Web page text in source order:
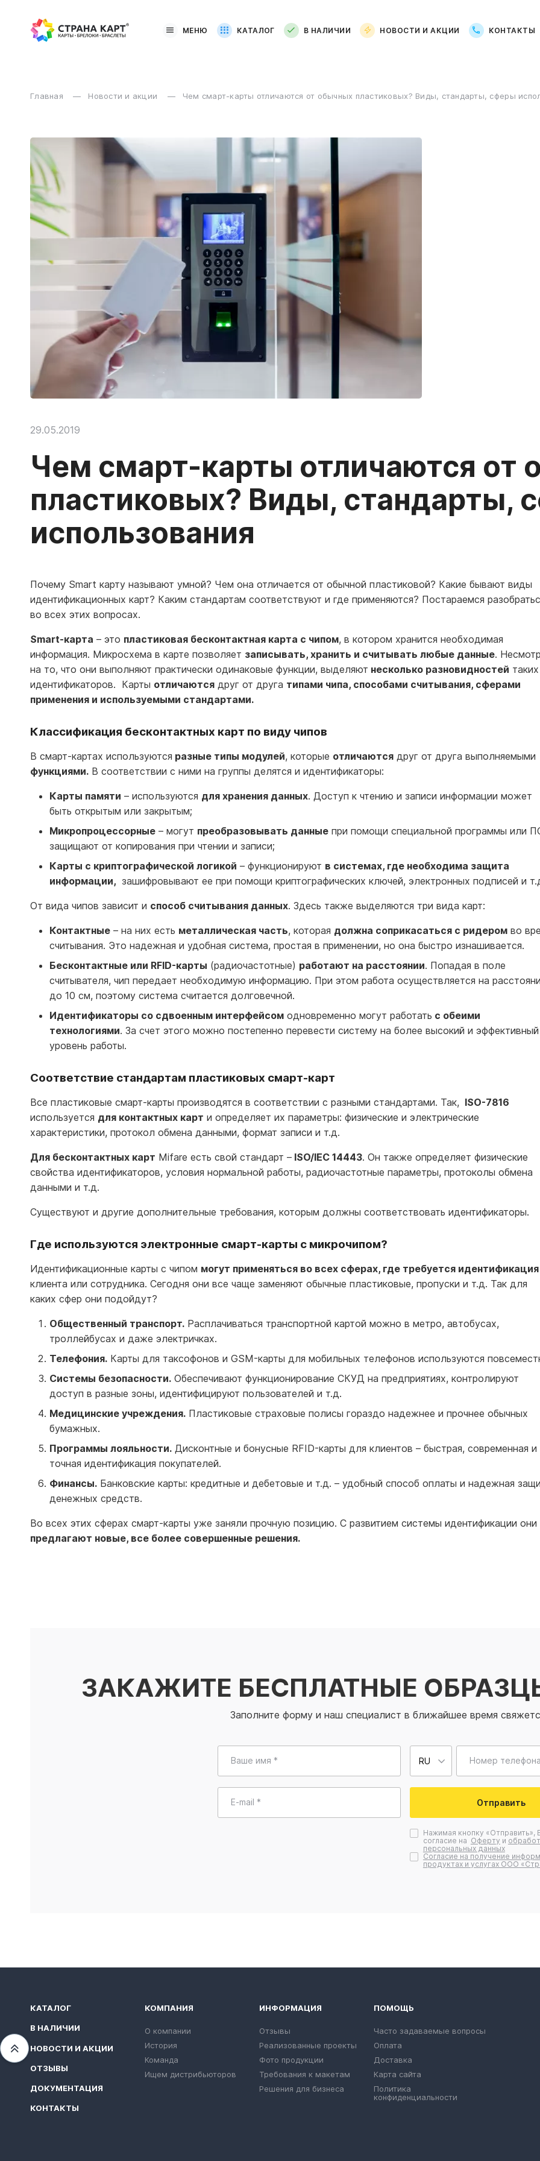
МЕНЮ КАТАЛОГ В НАЛИЧИИ НОВОСТИ И АКЦИИ КОНТАКТЫ
Главная Новости и акции Чем смарт-карты отличаются от обычных пластиковых? Виды, стандарты, сферы
29.05.2019
Чем смарт-карты отличаются от
пластиковых? Виды, стандарты,
использования
Почему Smart карту называют умной? Чем она отличается от обычной пластиковой? Какие бывают виды
идентификационных карт? Каким стандартам соответствуют и где применяются? Постараемся
во всех этих вопросах.
Smart-карта – это пластиковая бесконтактная карта с чипом, в котором хранится необходимая
информация. Микросхема в карте позволяет записывать, хранить и считывать любые данные.
на то, что они выполняют практически одинаковые функции, выделяют несколько разновидностей таких
идентификаторов. Карты отличаются друг от друга типами чипа, способами считывания, сферами
применения и используемыми стандартами.
Классификация бесконтактных карт по виду чипов
В смарт-картах используются разные типы модулей, которые отличаются друг от друга выполняемыми
функциями. В соответствии с ними на группы делятся и идентификаторы:
Карты памяти – используются для хранения данных. Доступ к чтению и записи информации может
быть открытым или закрытым;
Микропроцессорные – могут преобразовывать данные при помощи специальной программы или
защищают от копирования при чтении и записи;
Карты с криптографической логикой – функционируют в системах, где необходима защита
информации, зашифровывают ее при помощи криптографических ключей, электронных подписей и
От вида чипов зависит и способ считывания данных. Здесь также выделяются три вида карт:
Контактные – на них есть металлическая часть, которая должна соприкасаться с ридером во
считывания. Это надежная и удобная система, простая в применении, но она быстро изнашивается.
Бесконтактные или RFID-карты (радиочастотные) работают на расстоянии. Попадая в поле
считывателя, чип передает необходимую информацию. При этом работа осуществляется на
до 10 см, поэтому система считается долговечной.
Идентификаторы со сдвоенным интерфейсом одновременно могут работать с обеими
технологиями. За счет этого можно постепенно перевести систему на более высокий и эффективный
уровень работы.
Соответствие стандартам пластиковых смарт-карт
Все пластиковые смарт-карты производятся в соответствии с разными стандартами. Так, ISO-7816
используется для контактных карт и определяет их параметры: физические и электрические
характеристики, протокол обмена данными, формат записи и т.д.
Для бесконтактных карт Mifare есть свой стандарт – ISO/IEC 14443. Он также определяет физические
свойства идентификаторов, условия нормальной работы, радиочастотные параметры, протоколы обмена
данными и т.д.
Существуют и другие дополнительные требования, которым должны соответствовать идентификаторы.
Где используются электронные смарт-карты с микрочипом?
Идентификационные карты с чипом могут применяться во всех сферах, где требуется идентификация
клиента или сотрудника. Сегодня они все чаще заменяют обычные пластиковые, пропуски и т.д. Так для
каких сфер они подойдут?
Общественный транспорт. Расплачиваться транспортной картой можно в метро, автобусах,
троллейбусах и даже электричках.
Телефония. Карты для таксофонов и GSM-карты для мобильных телефонов используются
Системы безопасности. Обеспечивают функционирование СКУД на предприятиях, контролируют
доступ в разные зоны, идентифицируют пользователей и т.д.
Медицинские учреждения. Пластиковые страховые полисы гораздо надежнее и прочнее обычных
бумажных.
Программы лояльности. Дисконтные и бонусные RFID-карты для клиентов – быстрая, современная и
точная идентификация покупателей.
Финансы. Банковские карты: кредитные и дебетовые и т.д. – удобный способ оплаты и надежная
денежных средств.
Во всех этих сферах смарт-карты уже заняли прочную позицию. С развитием системы идентификации они
предлагают новые, все более совершенные решения.
ЗАКАЖИТЕ БЕСПЛАТНЫЕ
Заполните форму и наш специалист в ближайшее время
Ваше имя * Номер
E-mail * Отправить
Нажимая кнопку «Отправить»,
согласие на Оферту и
персональных данных
Согласие на получение
продуктах и услугах ООО
Переместиться вверх
КАТАЛОГ
В НАЛИЧИИ
НОВОСТИ И АКЦИИ
ОТЗЫВЫ
ДОКУМЕНТАЦИЯ
КОНТАКТЫ
КОМПАНИЯ
О компании
История
Команда
Ищем дистрибьюторов
ИНФОРМАЦИЯ
Отзывы
Реализованные проекты
Фото продукции
Требования к макетам
Решения для бизнеса
ПОМОЩЬ
Часто задаваемые вопросы
Оплата
Доставка
Карта сайта
Политика
конфиденциальности